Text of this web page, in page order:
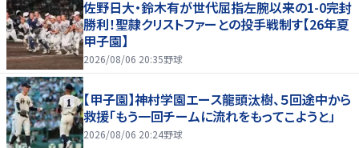
佐野日大・鈴木有が世代屈指左腕以来の1-0完封
勝利！聖隷クリストファーとの投手戦制す【26年夏
甲子園】
2026/08/06 20:35野球
【甲子園】神村学園エース龍頭汰樹、５回途中から
救援「もう一回チームに流れをもってこようと」
2026/08/06 20:24野球